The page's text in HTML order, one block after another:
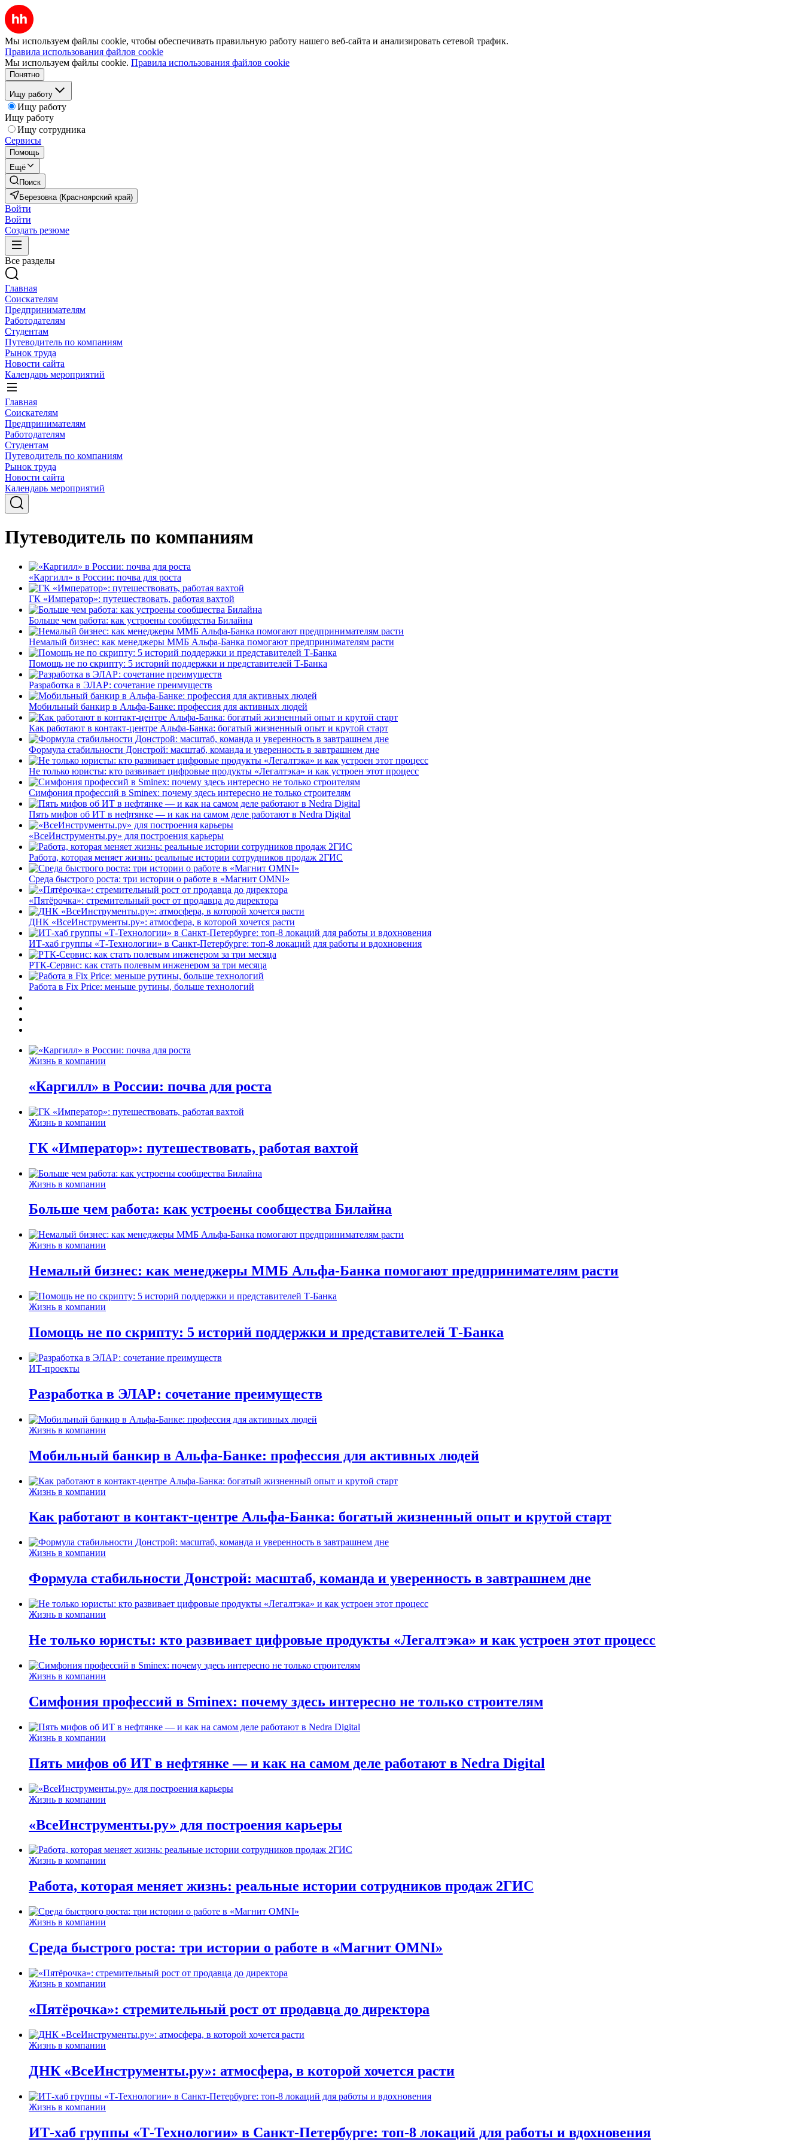
Мы используем файлы cookie, чтобы обеспечивать правильную работу нашего веб-сайта и анализировать сетевой трафик.
Правила использования файлов cookie
Мы используем файлы cookie. Правила использования файлов cookie
Понятно
Ищу работу
Ищу работу
Ищу работу
Ищу сотрудника
Сервисы
Помощь
Ещё
Поиск
Березовка (Красноярский край)
Войти
Войти
Создать резюме
Все разделы
Главная
Соискателям
Предпринимателям
Работодателям
Студентам
Путеводитель по компаниям
Рынок труда
Новости сайта
Календарь мероприятий
Главная
Соискателям
Предпринимателям
Работодателям
Студентам
Путеводитель по компаниям
Рынок труда
Новости сайта
Календарь мероприятий
Путеводитель по компаниям
«Каргилл» в России: почва для роста
ГК «Император»: путешествовать, работая вахтой
Больше чем работа: как устроены сообщества Билайна
Немалый бизнес: как менеджеры ММБ Альфа-Банка помогают предпринимателям расти
Помощь не по скрипту: 5 историй поддержки и представителей Т-Банка
Разработка в ЭЛАР: сочетание преимуществ
Мобильный банкир в Альфа-Банке: профессия для активных людей
Как работают в контакт-центре Альфа-Банка: богатый жизненный опыт и крутой старт
Формула стабильности Донстрой: масштаб, команда и уверенность в завтрашнем дне
Не только юристы: кто развивает цифровые продукты «Легалтэка» и как устроен этот процесс
Симфония профессий в Sminex: почему здесь интересно не только строителям
Пять мифов об ИТ в нефтянке — и как на самом деле работают в Nedra Digital
«ВсеИнструменты.ру» для построения карьеры
Работа, которая меняет жизнь: реальные истории сотрудников продаж 2ГИС
Среда быстрого роста: три истории о работе в «Магнит OMNI»
«Пятёрочка»: стремительный рост от продавца до директора
ДНК «ВсеИнструменты.ру»: атмосфера, в которой хочется расти
ИТ-хаб группы «Т-Технологии» в Санкт-Петербурге: топ-8 локаций для работы и вдохновения
РТК-Сервис: как стать полевым инженером за три месяца
Работа в Fix Price: меньше рутины, больше технологий
Жизнь в компании
«Каргилл» в России: почва для роста
Жизнь в компании
ГК «Император»: путешествовать, работая вахтой
Жизнь в компании
Больше чем работа: как устроены сообщества Билайна
Жизнь в компании
Немалый бизнес: как менеджеры ММБ Альфа-Банка помогают предпринимателям расти
Жизнь в компании
Помощь не по скрипту: 5 историй поддержки и представителей Т-Банка
ИТ-проекты
Разработка в ЭЛАР: сочетание преимуществ
Жизнь в компании
Мобильный банкир в Альфа-Банке: профессия для активных людей
Жизнь в компании
Как работают в контакт-центре Альфа-Банка: богатый жизненный опыт и крутой старт
Жизнь в компании
Формула стабильности Донстрой: масштаб, команда и уверенность в завтрашнем дне
Жизнь в компании
Не только юристы: кто развивает цифровые продукты «Легалтэка» и как устроен этот процесс
Жизнь в компании
Симфония профессий в Sminex: почему здесь интересно не только строителям
Жизнь в компании
Пять мифов об ИТ в нефтянке — и как на самом деле работают в Nedra Digital
Жизнь в компании
«ВсеИнструменты.ру» для построения карьеры
Жизнь в компании
Работа, которая меняет жизнь: реальные истории сотрудников продаж 2ГИС
Жизнь в компании
Среда быстрого роста: три истории о работе в «Магнит OMNI»
Жизнь в компании
«Пятёрочка»: стремительный рост от продавца до директора
Жизнь в компании
ДНК «ВсеИнструменты.ру»: атмосфера, в которой хочется расти
Жизнь в компании
ИТ-хаб группы «Т-Технологии» в Санкт-Петербурге: топ-8 локаций для работы и вдохновения